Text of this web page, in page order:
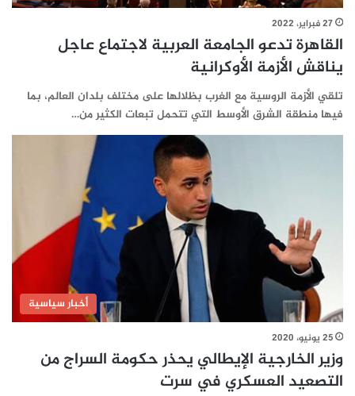
27 فبراير، 2022
القاهرة تدعو الجامعة العربية لاجتماع عاجل
يناقش الأزمة الأوكرانية
تلقي الأزمة الروسية مع الغرب بظلالها على مختلف بلدان العالم، بما
فيها منطقة الشرق الأوسط التي تتحمل تبعات الكثير من…
أخبار سياسية
25 يونيو، 2020
وزير الخارجية الإيطالي يحذر حكومة السراج من
التصعيد العسكري في سرت